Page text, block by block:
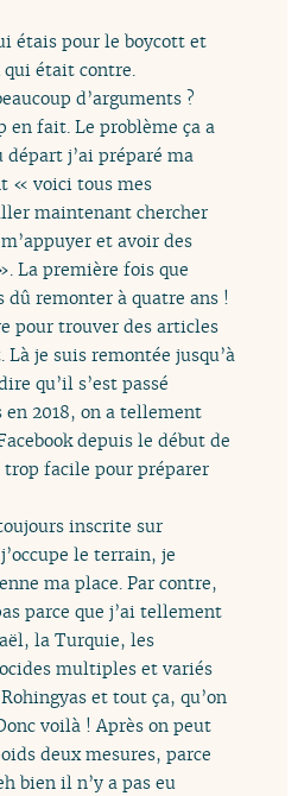
étais pour le boycott et
qui était contre.
d’arguments ?
en fait. Le problème ça a
j’ai préparé ma
« voici tous mes
maintenant chercher
et avoir des
La première fois que
dû remonter à quatre ans !
pour trouver des articles
je suis remontée jusqu’à
qu’il s’est passé
2018, on a tellement
depuis le début de
trop facile pour préparer
inscrite sur
le terrain, je
ma place. Par contre,
parce que j’ai tellement
la Turquie, les
multiples et variés
et tout ça, qu’on
voilà ! Après on peut
deux mesures, parce
bien il n’y a pas eu